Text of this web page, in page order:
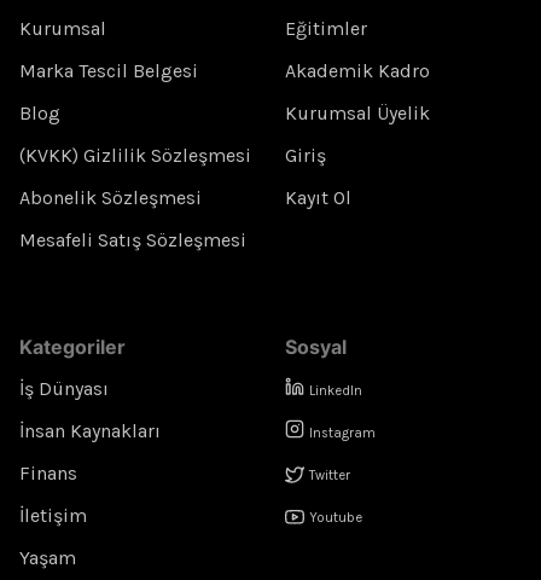
Kurumsal
Marka Tescil Belgesi
Blog
(KVKK) Gizlilik Sözleşmesi
Abonelik Sözleşmesi
Mesafeli Satış Sözleşmesi
Eğitimler
Akademik Kadro
Kurumsal Üyelik
Giriş
Kayıt Ol
Kategoriler
İş Dünyası
İnsan Kaynakları
Finans
İletişim
Yaşam
Sosyal
LinkedIn
Instagram
Twitter
Youtube